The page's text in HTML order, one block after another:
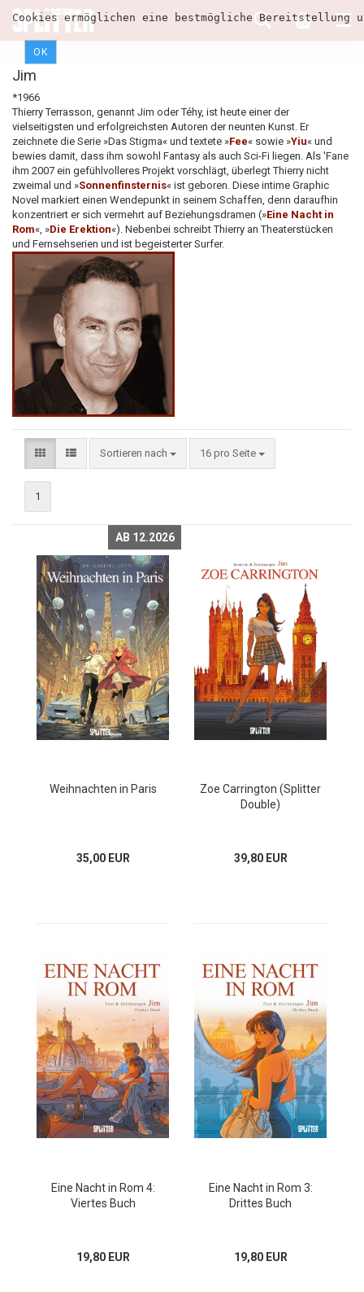
Cookies ermöglichen eine bestmögliche
OK
Jim
*1966
Thierry Terrasson, genannt Jim oder Téhy, ist heute einer der
vielseitigsten und erfolgreichsten Autoren der neunten Kunst. Er
zeichnete die Serie »Das Stigma« und textete »Fee« sowie »Yiu« und
bewies damit, dass ihm sowohl Fantasy als auch Sci-Fi liegen. Als 'Fane
ihm 2007 ein gefühlvolleres Projekt vorschlägt, überlegt Thierry nicht
zweimal und »Sonnenfinsternis« ist geboren. Diese intime Graphic
Novel markiert einen Wendepunkt in seinem Schaffen, denn daraufhin
konzentriert er sich vermehrt auf Beziehungsdramen (»Eine Nacht in
Rom«, »Die Erektion«). Nebenbei schreibt Thierry an Theaterstücken
und Fernsehserien und ist begeisterter Surfer.
Sortieren nach 16 pro Seite
1
AB 12.2026
Weihnachten in Paris
35,00 EUR
Zoe Carrington (Splitter
Double)
39,80 EUR
Eine Nacht in Rom 4:
Viertes Buch
19,80 EUR
Eine Nacht in Rom 3:
Drittes Buch
19,80 EUR